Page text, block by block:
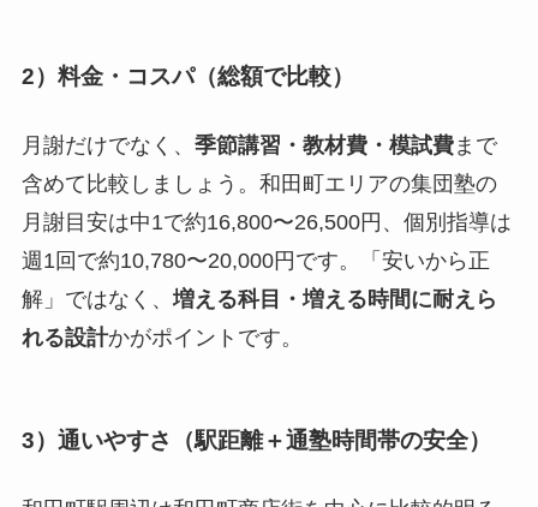
2）料金・コスパ（総額で比較）
月謝だけでなく、 季節講習・教材費・模試費まで
含めて比較しましょう。和田町エリアの集団塾の
月謝目安は中1で約16,800〜26,500円、個別指導は
週1回で約10,780〜20,000円です。「安いから正
解」ではなく、 増える科目・増える時間に耐えら
れる設計かがポイントです。
3）通いやすさ（駅距離＋通塾時間帯の安全）